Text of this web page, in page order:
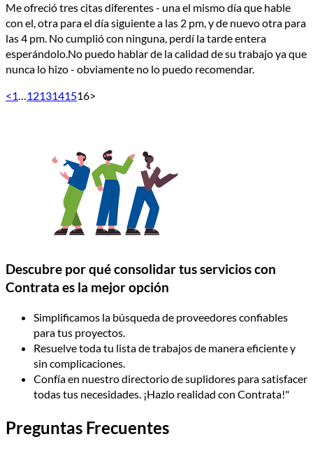
Me ofreció tres citas diferentes - una el mismo día que hable
con el, otra para el día siguiente a las 2 pm, y de nuevo otra para
las 4 pm. No cumplió con ninguna, perdí la tarde entera
esperándolo.No puedo hablar de la calidad de su trabajo ya que
nunca lo hizo - obviamente no lo puedo recomendar.
<1…1213141516>
Descubre por qué consolidar tus servicios con
Contrata es la mejor opción
Simplificamos la búsqueda de proveedores confiables
para tus proyectos.
Resuelve toda tu lista de trabajos de manera eficiente y
sin complicaciones.
Confía en nuestro directorio de suplidores para satisfacer
todas tus necesidades. ¡Hazlo realidad con Contrata!"
Preguntas Frecuentes